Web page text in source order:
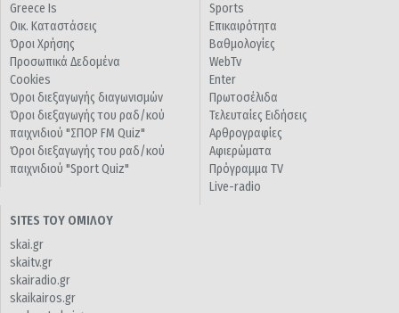
Greece Is
Οικ. Καταστάσεις
Όροι Χρήσης
Προσωπικά Δεδομένα
Cookies
Όροι διεξαγωγής διαγωνισμών
Όροι διεξαγωγής του ραδ/κού
παιχνιδιού "ΣΠΟΡ FM Quiz"
Όροι διεξαγωγής του ραδ/κού
παιχνιδιού "Sport Quiz"
Sports
Επικαιρότητα
Βαθμολογίες
WebTv
Enter
Πρωτοσέλιδα
Τελευταίες Ειδήσεις
Αρθρογραφίες
Αφιερώματα
Πρόγραμμα TV
Live-radio
SITES ΤΟΥ ΟΜΙΛΟΥ
skai.gr
skaitv.gr
skairadio.gr
skaikairos.gr